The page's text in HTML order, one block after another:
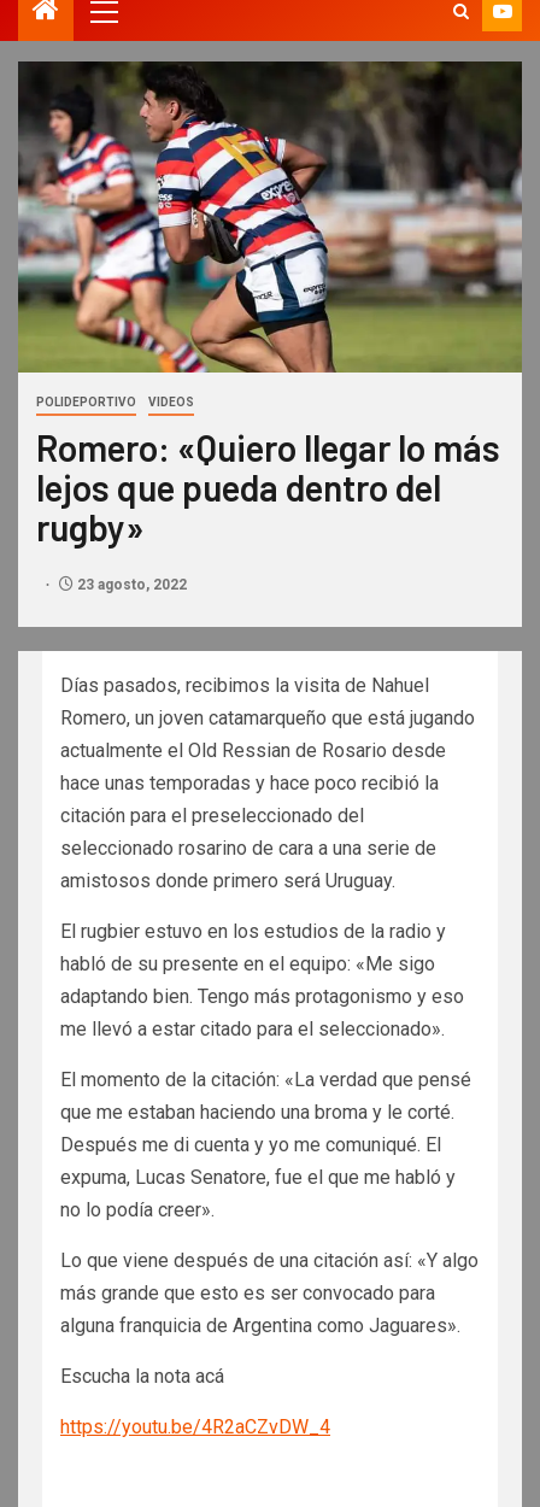
POLIDEPORTIVO VIDEOS
Romero: «Quiero llegar lo más
lejos que pueda dentro del
rugby»
23 agosto, 2022
Días pasados, recibimos la visita de Nahuel
Romero, un joven catamarqueño que está jugando
actualmente el Old Ressian de Rosario desde
hace unas temporadas y hace poco recibió la
citación para el preseleccionado del
seleccionado rosarino de cara a una serie de
amistosos donde primero será Uruguay.
El rugbier estuvo en los estudios de la radio y
habló de su presente en el equipo: «Me sigo
adaptando bien. Tengo más protagonismo y eso
me llevó a estar citado para el seleccionado».
El momento de la citación: «La verdad que pensé
que me estaban haciendo una broma y le corté.
Después me di cuenta y yo me comuniqué. El
expuma, Lucas Senatore, fue el que me habló y
no lo podía creer».
Lo que viene después de una citación así: «Y algo
más grande que esto es ser convocado para
alguna franquicia de Argentina como Jaguares».
Escucha la nota acá
https://youtu.be/4R2aCZvDW_4